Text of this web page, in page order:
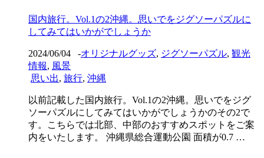
国内旅行。Vol.1の2沖縄。思いでをジグソーパズルに
してみてはいかがでしょうか
2024/06/04 -オリジナルグッズ, ジグソーパズル, 観光
情報, 風景
思い出, 旅行, 沖縄
以前記載した国内旅行。Vol.1の2沖縄。思いでをジグ
ソーパズルにしてみてはいかがでしょうかのその2で
す。こちらでは北部、中部のおすすめスポットをご案
内をいたします。 沖縄県総合運動公園 面積が0.7 …